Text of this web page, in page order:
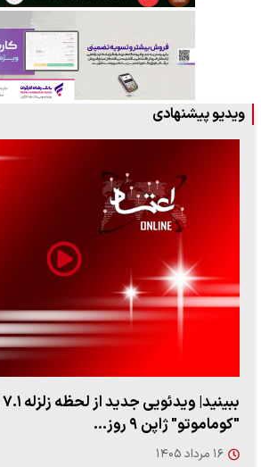
ویدیو پیشنهادی
"کوماموتو" ژاپن ۹ روز…
۱۶ مرداد ۱۴۰۵